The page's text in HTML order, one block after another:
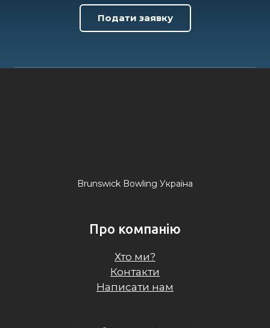
Подати заявку
Brunswick Bowling Україна
Про компанію
Хто ми?
Контакти
Написати нам